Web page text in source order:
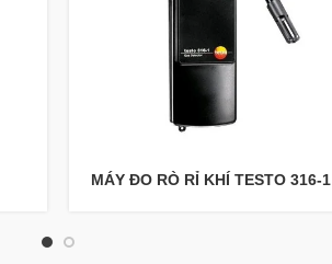
MÁY ĐO RÒ RỈ KHÍ TESTO 316-1